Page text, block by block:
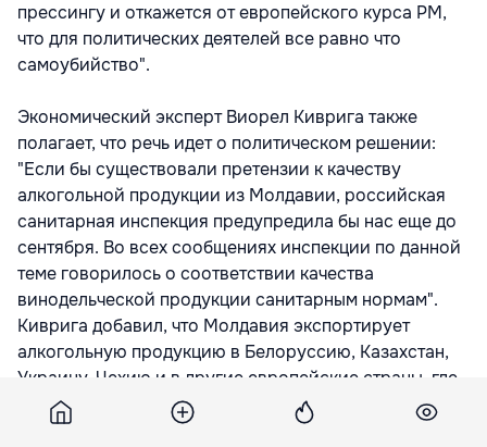
прессингу и откажется от европейского курса РМ,
что для политических деятелей все равно что
самоубийство".
Экономический эксперт Виорел Киврига также
полагает, что речь идет о политическом решении:
"Если бы существовали претензии к качеству
алкогольной продукции из Молдавии, российская
санитарная инспекция предупредила бы нас еще до
сентября. Во всех сообщениях инспекции по данной
теме говорилось о соответствии качества
винодельческой продукции санитарным нормам".
Киврига добавил, что Молдавия экспортирует
алкогольную продукцию в Белоруссию, Казахстан,
Украину, Чехию и в другие европейские страны, где
требования к качеству очень высоки, но претензий
по качеству со стороны этих стран не поступало.